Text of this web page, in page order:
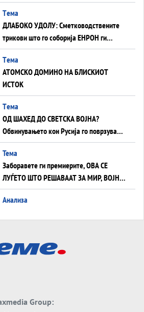
од отворените закани
Tема
ДЛАБОКО УДОЛУ: Сметководствените
трикови што го соборија ЕНРОН ги
применуваат гигантите за ВИ
Tема
АТОМСКО ДОМИНО НА БЛИСКИОТ
ИСТОК
Tема
ОД ШАХЕД ДО СВЕТСКА ВОЈНА?
Обвинувањето кон Русија го поврзува
Блискиот Исток со украинското бојно
поле?
Тема
Заборавете ги премиерите, ОВА СЕ
ЛУЃЕТО ШТО РЕШАВААТ ЗА МИР, ВОЈНА,
СОЖИВОТ ИЛИ ПРОПАСТ
Анализа
Tема
ГЕРМАНИЈА Е ПРЕД ЕКСПЛОЗИЈА? АfD го
Group: